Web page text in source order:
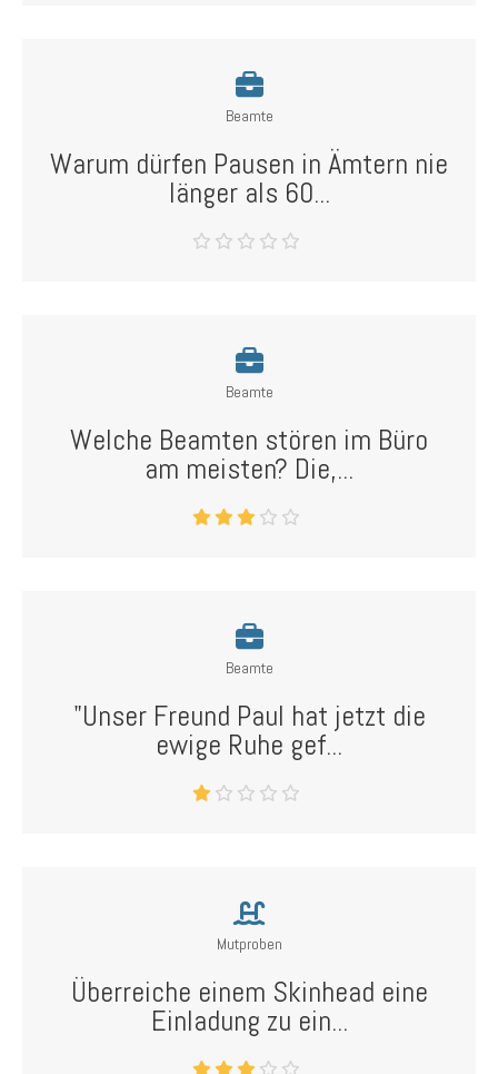
Beamte
Warum dürfen Pausen in Ämtern nie
länger als 60...
Beamte
Welche Beamten stören im Büro
am meisten? Die,...
Beamte
"Unser Freund Paul hat jetzt die
ewige Ruhe gef...
Mutproben
Überreiche einem Skinhead eine
Einladung zu ein...